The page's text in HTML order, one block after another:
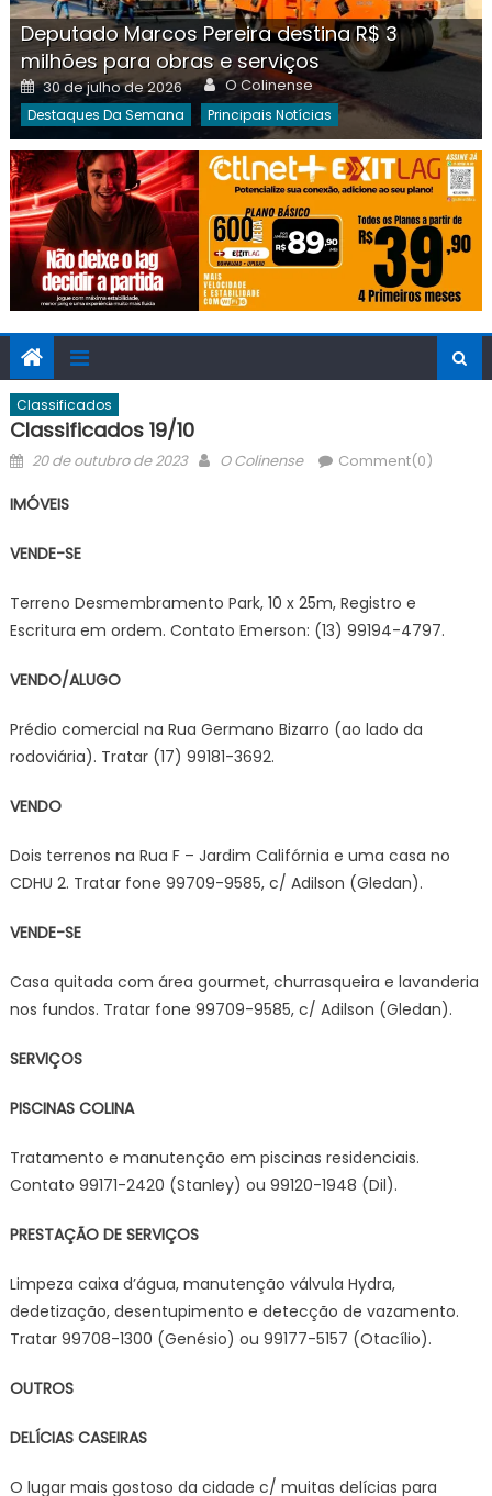
Deputado Marcos Pereira destina R$ 3
milhões para obras e serviços
Posted
on
30 de julho de 2026 Author
O Colinense
Destaques Da Semana Principais Notícias
Classificados
Classificados 19/10
Posted
20 de outubro de 2023 Author
O Colinense Comment(0)
IMÓVEIS
VENDE-SE
Terreno Desmembramento Park, 10 x 25m, Registro e
Escritura em ordem. Contato Emerson: (13) 99194-4797.
VENDO/ALUGO
Prédio comercial na Rua Germano Bizarro (ao lado da
rodoviária). Tratar (17) 99181-3692.
VENDO
Dois terrenos na Rua F – Jardim Califórnia e uma casa no
CDHU 2. Tratar fone 99709-9585, c/ Adilson (Gledan).
VENDE-SE
Casa quitada com área gourmet, churrasqueira e lavanderia
nos fundos. Tratar fone 99709-9585, c/ Adilson (Gledan).
SERVIÇOS
PISCINAS COLINA
Tratamento e manutenção em piscinas residenciais.
Contato 99171-2420 (Stanley) ou 99120-1948 (Dil).
PRESTAÇÃO DE SERVIÇOS
Limpeza caixa d’água, manutenção válvula Hydra,
dedetização, desentupimento e detecção de vazamento.
Tratar 99708-1300 (Genésio) ou 99177-5157 (Otacílio).
OUTROS
DELÍCIAS CASEIRAS
O lugar mais gostoso da cidade c/ muitas delícias para